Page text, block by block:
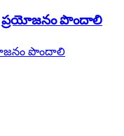
ప్రయోజనం పొందాలి
పొందాలి